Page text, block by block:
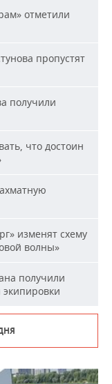
отметили
пропустят
получили
что достоин
изменят схему
волны»
получили